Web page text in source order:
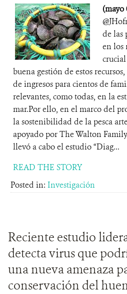
(mayo
de las
en los
buena gestión de estos
de ingresos para cientos de
relevantes, como todas, en la
mar.Por ello, en el marco del
la sostenibilidad de la pesca
apoyado por The Walton
llevó a cabo el estudio “Diag...
READ THE STORY
Posted in: Investigación
Reciente estudio
detecta virus que
una nueva amenaza
conservación del